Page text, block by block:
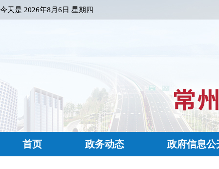
今天是 2026年8月6日 星期四
首页 政务动态 政府信息公